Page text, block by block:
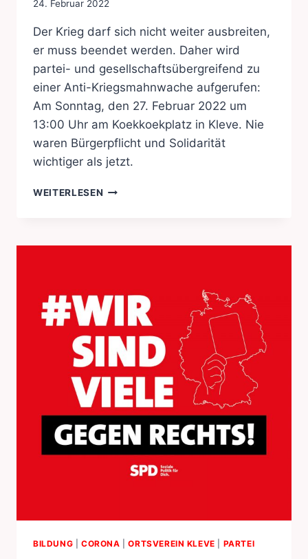
24. Februar 2022
Der Krieg darf sich nicht weiter ausbreiten,
er muss beendet werden. Daher wird
partei- und gesellschaftsübergreifend zu
einer Anti-Kriegsmahnwache aufgerufen:
Am Sonntag, den 27. Februar 2022 um
13:00 Uhr am Koekkoekplatz in Kleve. Nie
waren Bürgerpflicht und Solidarität
wichtiger als jetzt.
WEITERLESEN FRIEDEN
GEGEN
UKRAINE
BILDUNG CORONA |ORTSVEREIN KLEVE PARTEI